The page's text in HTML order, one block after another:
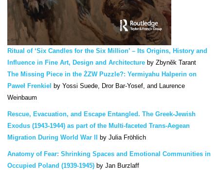
Ritual of ‘Six Candles for the Six Million’ – Its Origins, History and
Influence in Fine Art, Design and Architecture by Zbyněk Tarant
The Missing Piece in the ŻZW Puzzle?: Yermiyahu Halperin on
Paweł Frenkiel
by Yossi Suede, Dror Bar-Yosef, and Laurence
Weinbaum
Rescue, Evacuation, and Escape Entangled. The Greek-Jewish
Exodus (1943-1944) as part of the Multi-faceted Trans-Aegean
Migration During World War II
by Julia Fröhlich
Anatomy of Fear: Shrinking Spaces and Emotional Communities in
Occupied Poland (1939-1945) by Jan Burzlaff